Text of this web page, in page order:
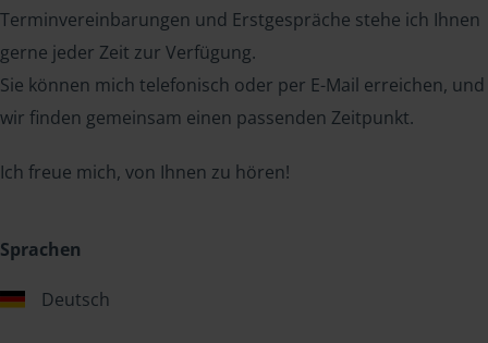
Terminvereinbarungen und Erstgespräche stehe ich Ihnen
gerne jeder Zeit zur Verfügung.
Sie können mich telefonisch oder per E-Mail erreichen, und
wir finden gemeinsam einen passenden Zeitpunkt.
Ich freue mich, von Ihnen zu hören!
Sprachen
Deutsch